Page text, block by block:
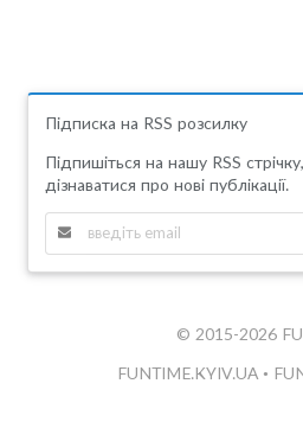
Підписка на RSS розсилку
Підпишіться на нашу RSS
дізнаватися про нові публікації.
© 2015-2026
FUNTIME.KYIV.UA •